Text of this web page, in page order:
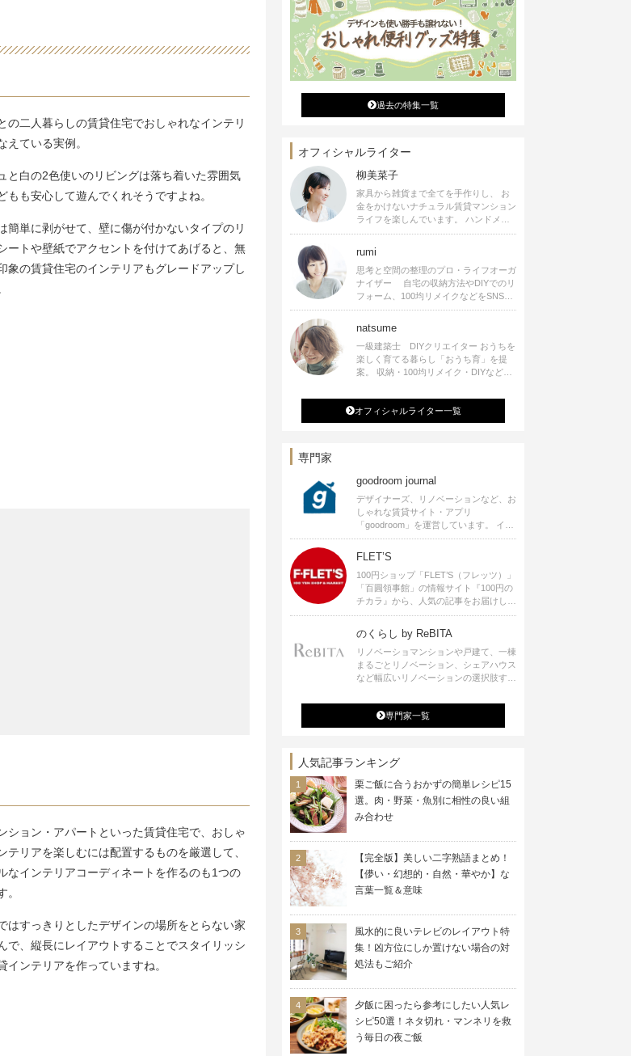
の二人暮らしの賃貸住宅でおしゃれなインテリ
えている実例。
と白の2色使いのリビングは落ち着いた雰囲気
もも安心して遊んでくれそうですよね。
簡単に剥がせて、壁に傷が付かないタイプのリ
ートや壁紙でアクセントを付けてあげると、無
象の賃貸住宅のインテリアもグレードアップし
ション・アパートといった賃貸住宅で、おしゃ
テリアを楽しむには配置するものを厳選して、
なインテリアコーディネートを作るのも1つの
。
はすっきりとしたデザインの場所をとらない家
で、縦長にレイアウトすることでスタイリッシ
インテリアを作っていますね。
過去の特集一覧
オフィシャルライター
柳美菜子
家具から雑貨まで全てを手作りし、 お
金をかけないナチュラル賃貸マンション
ライフを楽しんでいます。 ハンドメイ
ド雑貨やインテリアに関する著書も出
ます。
rumi
思考と空間の整理のプロ・ライフオーガ
ナイザー 自宅の収納方法やDIYでのリ
フォーム、100均リメイクなどをSNSで
公開中。 収納やリメイク、インテリア
シピ提供、店舗プロデュース 2016年９
月に宝島社より【Rumiのおうち時間を
楽しむインテリア】を出版しました。
natsume
一級建築士 DIYクリエイター おうちを
楽しく育てる暮らし「おうち育」を提
案。 収納・100均リメイク・DIYなどお
発信中。 著書 なつめさんちの新しい
のになつかしいアンティークな部屋つく
り 雑誌掲載・TV出演・コラム執筆・
オフィシャルライター一覧
専門家
goodroom journal
デザイナーズ、リノベーションなど、お
しゃれな賃貸サイト・アプリ
「goodroom」を運営しています。 イン
テリアや、ひとり暮らし、ふたり暮らし
のアイディアなど、賃貸でも自分らしい
暮らしを楽しむためのヒントをお届けし
ます。
FLET’S
100円ショップ「FLET’S（フレッツ）」
「百圓領事館」の情報サイト『100円の
チカラ』から、人気の記事をお届けしま
す。
のくらし by ReBITA
リノベーショマンションや戸建て、一棟
まるごとリノベーション、シェアハウス
など幅広いリノベーションの選択肢すべ
ジ・シェアスペースなど、「住む」だけ
ではなく「働く」「遊ぶ」「学ぶ」「旅
する」といった領域でも、暮らしや生き
専門家一覧
人気記事ランキング
栗ご飯に合うおかずの簡単レシピ15
選。肉・野菜・魚別に相性の良い組
み合わせ
【完全版】美しい二字熟語まとめ！
【儚い・幻想的・自然・華やか】な
言葉一覧＆意味
風水的に良いテレビのレイアウト特
集！凶方位にしか置けない場合の対
処法もご紹介
夕飯に困ったら参考にしたい人気レ
シピ50選！ネタ切れ・マンネリを救
う毎日の夜ご飯